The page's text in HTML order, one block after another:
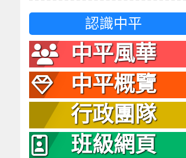
認識中平
中平風華
中平概覽
行政團隊
班級網頁